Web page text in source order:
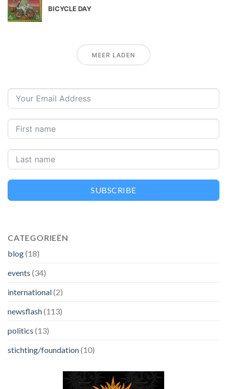
BICYCLE DAY
MEER LADEN
SUBSCRIBE
CATEGORIEËN
blog(18)
events (34)
international(2)
newsflash(113)
politics (13)
stichting/foundation(10)